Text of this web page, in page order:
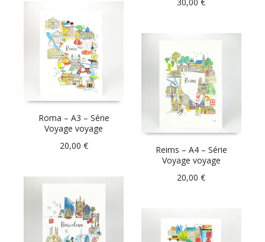
Roma – A3 – Série
Voyage voyage
20,00 €
Reims – A4 – Série
Voyage voyage
20,00€